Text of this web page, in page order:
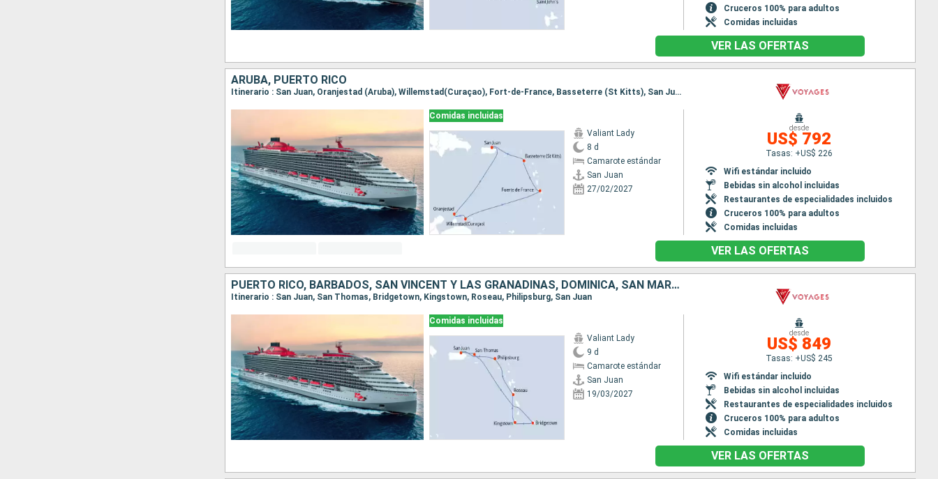
Cruceros 100% para adultos
Comidas incluidas
VER LAS OFERTAS
ARUBA, PUERTO RICO
Itinerario : San Juan, Oranjestad (Aruba), Willemstad(Curaçao), Fort-de-France, Basseterre (St Kitts), San Juan
Comidas incluidas
Valiant Lady
8 d
Camarote estándar
San Juan
27/02/2027
desde
US$ 792
Tasas: +US$ 226
Wifi estándar incluido
Bebidas sin alcohol incluidas
Restaurantes de especialidades incluidos
Cruceros 100% para adultos
Comidas incluidas
VER LAS OFERTAS
PUERTO RICO, BARBADOS, SAN VINCENT Y LAS GRANADINAS, DOMINICA, SAN MARTÍN
Itinerario : San Juan, San Thomas, Bridgetown, Kingstown, Roseau, Philipsburg, San Juan
Comidas incluidas
Valiant Lady
9 d
Camarote estándar
San Juan
19/03/2027
desde
US$ 849
Tasas: +US$ 245
Wifi estándar incluido
Bebidas sin alcohol incluidas
Restaurantes de especialidades incluidos
Cruceros 100% para adultos
Comidas incluidas
VER LAS OFERTAS